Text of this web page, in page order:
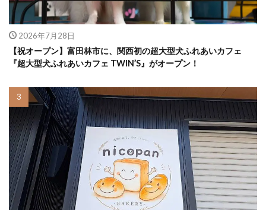
2026年7月28日
【祝オープン】富田林市に、関西初の超大型犬ふれあいカフェ
『超大型犬ふれあいカフェ TWIN’S』がオープン！